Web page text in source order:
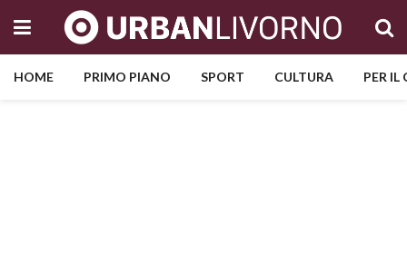
HOME PRIMO PIANO SPORT CULTURA PER